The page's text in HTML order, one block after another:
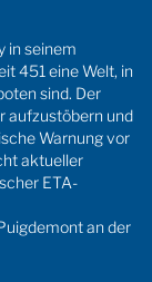
in seinem
451 eine Welt, in
sind. Der
aufzustöbern und
Warnung vor
aktueller
ETA-
an der